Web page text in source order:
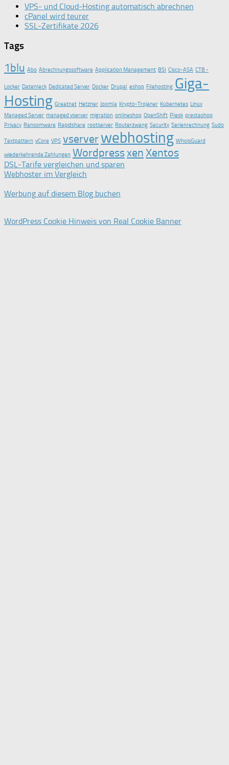
VPS- und Cloud-Hosting automatisch abrechnen
cPanel wird teurer
SSL-Zertifikate 2026
Tags
1blu Abo Abrechnungssoftware Application Management BSI Cisco-ASA CTB -
Locker Datenleck Dedicated Server Docker Drupal eshop Filehosting Giga-
Hosting Greatnet Hetzner Joomla Krypto-Trojaner Kubernetes Linux
Managed Server managed vserver migration onlineshop OpenShift Plesk prestashop
Privacy Ransomware Rapidshare rootserver Routerzwang Security Serienrechnung Sudo
Textpattern vCore VPS vserverwebhosting WhoisGuard
wiederkehrende Zahlungen WordpressxenXentos
DSL-Tarife vergleichen und sparen
Webhoster im Vergleich
Werbung auf diesem Blog buchen
WordPress Cookie Hinweis von Real Cookie Banner